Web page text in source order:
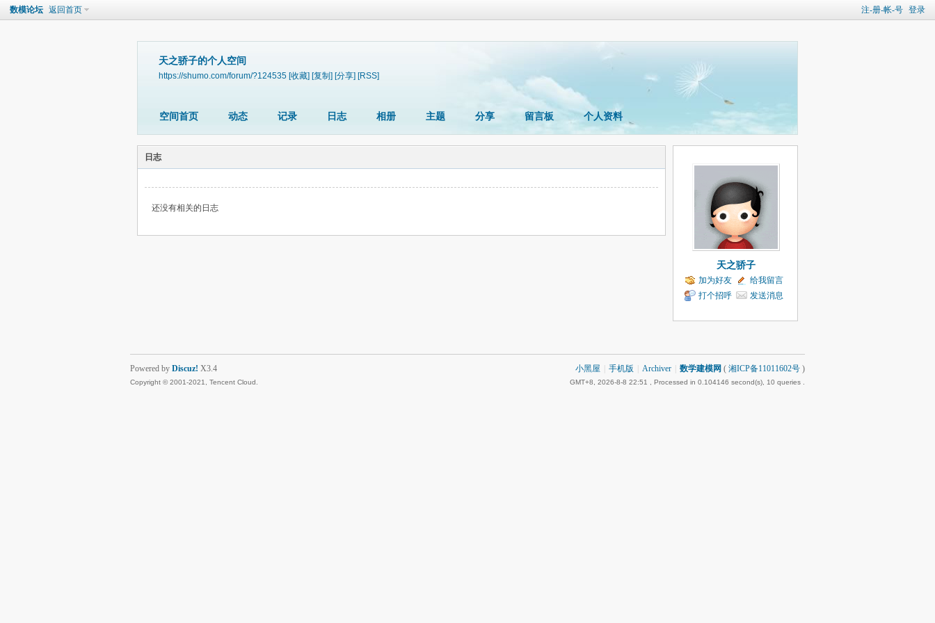
注-册-帐-号 登录
数模论坛 返回首页
天之骄子的个人空间
https://shumo.com/forum/?124535 [收藏] [复制] [分享] [RSS]
空间首页 动态 记录 日志 相册 主题 分享 留言板 个人资料
日志
还没有相关的日志
天之骄子
加为好友
给我留言
打个招呼
发送消息
小黑屋 手机版 Archiver 数学建模网 ( 湘ICP备11011602号 )
GMT+8, 2026-8-8 22:51 , Processed in 0.104146 second(s), 10 queries .
Powered by Discuz! X3.4
Copyright © 2001-2021, Tencent Cloud.